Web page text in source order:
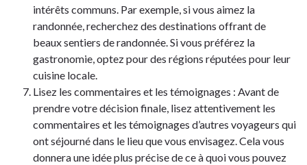
intérêts communs. Par exemple, si vous aimez la
randonnée, recherchez des destinations offrant de
beaux sentiers de randonnée. Si vous préférez la
gastronomie, optez pour des régions réputées pour leur
cuisine locale.
Lisez les commentaires et les témoignages : Avant de
prendre votre décision finale, lisez attentivement les
commentaires et les témoignages d’autres voyageurs qui
ont séjourné dans le lieu que vous envisagez. Cela vous
donnera une idée plus précise de ce à quoi vous pouvez